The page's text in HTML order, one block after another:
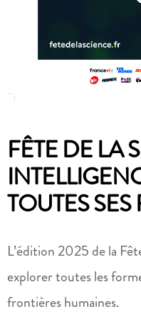
FÊTE DE LA
TOUTES
L’édition 2025 de la
explorer toutes les
frontières humaines.